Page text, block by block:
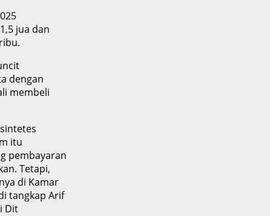
jua dan
dengan
membeli
itu
pembayaran
Tetapi,
di Kamar
tangkap Arif
Dit